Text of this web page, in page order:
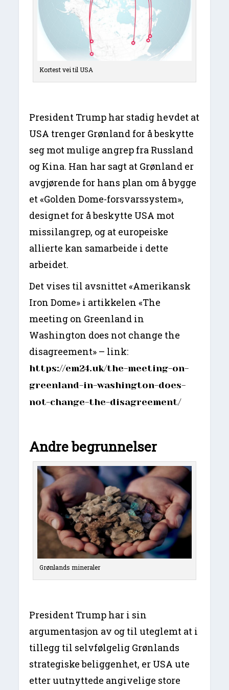
Kortest vei til USA
President Trump har stadig hevdet at
USA trenger Grønland for å beskytte
seg mot mulige angrep fra Russland
og Kina. Han har sagt at Grønland er
avgjørende for hans plan om å bygge
et «Golden Dome-forsvarssystem»,
designet for å beskytte USA mot
missilangrep, og at europeiske
allierte kan samarbeide i dette
arbeidet.
Det vises til avsnittet «Amerikansk
Iron Dome» i artikkelen «The
meeting on Greenland in
Washington does not change the
disagreement» – link:
https://em24.uk/the-meeting-on-
greenland-in-washington-does-
not-change-the-disagreement/
Andre begrunnelser
Grønlands mineraler
President Trump har i sin
argumentasjon av og til uteglemt at i
tillegg til selvfølgelig Grønlands
strategiske beliggenhet, er USA ute
etter uutnyttede angivelige store